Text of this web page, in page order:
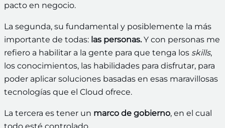
pacto en negocio.
La segunda, su fundamental y posiblemente la más
importante de todas: las personas.Y con personas me
refiero a habilitar a la gente para que tenga los skills,
los conocimientos, las habilidades para disfrutar, para
poder aplicar soluciones basadas en esas maravillosas
tecnologías que el Cloud ofrece.
La tercera es tener un marco de gobierno, en el cual